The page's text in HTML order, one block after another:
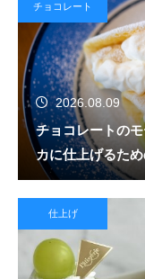
チョコレート
2026.08.09
チョコレートの
カに仕上げるた
仕上げ